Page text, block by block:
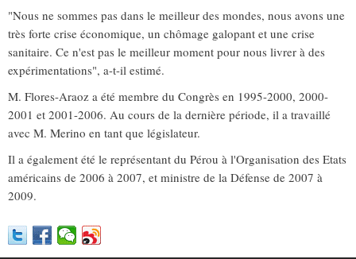
"Nous ne sommes pas dans le meilleur des mondes, nous avons une
très forte crise économique, un chômage galopant et une crise
sanitaire. Ce n'est pas le meilleur moment pour nous livrer à des
expérimentations", a-t-il estimé.
M. Flores-Araoz a été membre du Congrès en 1995-2000, 2000-
2001 et 2001-2006. Au cours de la dernière période, il a travaillé
avec M. Merino en tant que législateur.
Il a également été le représentant du Pérou à l'Organisation des Etats
américains de 2006 à 2007, et ministre de la Défense de 2007 à
2009.